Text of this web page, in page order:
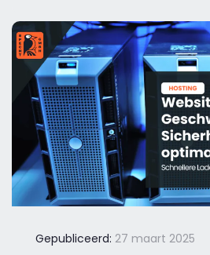
Gepubliceerd: 27 maart 2025